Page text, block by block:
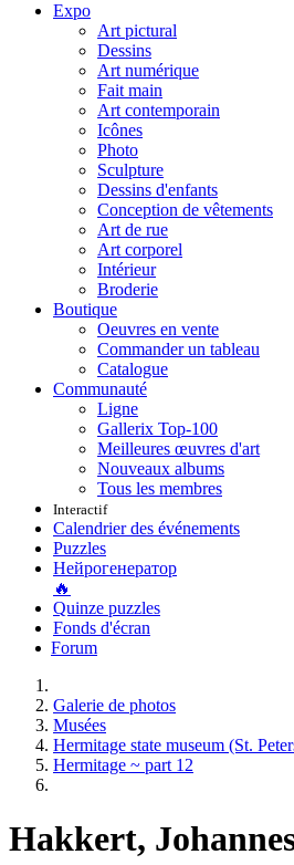
Expo
Art pictural
Dessins
Art numérique
Fait main
Art contemporain
Icônes
Photo
Sculpture
Dessins d'enfants
Conception de vêtements
Art de rue
Art corporel
Intérieur
Broderie
Boutique
Oeuvres en vente
Commander un tableau
Catalogue
Communauté
Ligne
Gallerix Top-100
Meilleures œuvres d'art
Nouveaux albums
Tous les membres
Interactif
Calendrier des événements
Puzzles
Нейрогенератор
🔥
Quinze puzzles
Fonds d'écran
Forum
Galerie de photos
Musées
Hermitage state museum (St.
Hermitage ~ part 12
Hakkert,